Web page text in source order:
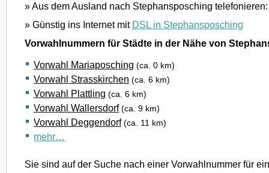
» Aus dem Ausland nach Stephansposching
» Günstig ins Internet mit DSL in Stephansposching
Vorwahlnummern für Städte in der Nähe von
Vorwahl Mariaposching (ca. 0 km)
Vorwahl Strasskirchen (ca. 6 km)
Vorwahl Plattling (ca. 6 km)
Vorwahl Wallersdorf (ca. 9 km)
Vorwahl Deggendorf (ca. 11 km)
mehr…
Sie sind auf der Suche nach einer Vorwahlnummer für